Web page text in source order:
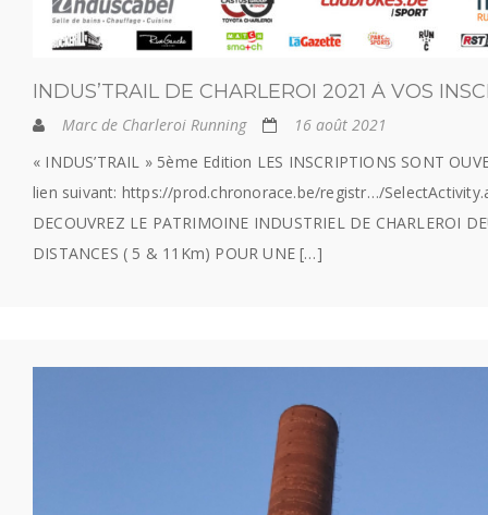
INDUS’TRAIL DE CHARLEROI 2021 À VOS
Marc de Charleroi Running
16 août 2021
« INDUS’TRAIL » 5ème Edition LES INSCRIPTIONS SONT
lien suivant: https://prod.chronorace.be/registr…/
DECOUVREZ LE PATRIMOINE INDUSTRIEL DE CHARLEROI
DISTANCES ( 5 & 11Km) POUR UNE […]